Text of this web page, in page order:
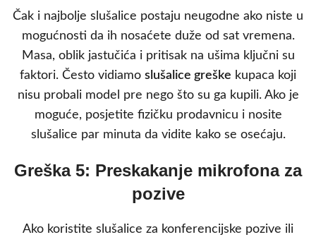
Čak i najbolje slušalice postaju neugodne ako niste u
mogućnosti da ih nosaćete duže od sat vremena.
Masa, oblik jastučića i pritisak na ušima ključni su
faktori. Često vidiamo slušalice greške kupaca koji
nisu probali model pre nego što su ga kupili. Ako je
moguće, posjetite fizičku prodavnicu i nosite
slušalice par minuta da vidite kako se osećaju.
Greška 5: Preskakanje mikrofona za
pozive
Ako koristite slušalice za konferencijske pozive ili